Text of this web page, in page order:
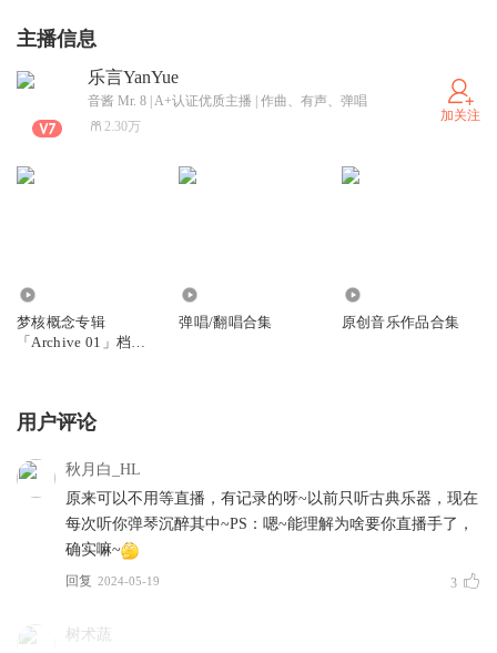
主播信息
乐言YanYue
音酱 Mr. 8 | A+认证优质主播 | 作曲、有声、弹唱
2.30万
加关注
梦核概念专辑
「Archive 01」档案1
弹唱/翻唱合集 原创音乐作品合集
用户评论
秋月白_HL
原来可以不用等直播，有记录的呀~以前只听古典乐器，现在
每次听你弹琴沉醉其中~PS：嗯~能理解为啥要你直播手了，
确实嘛~
回复 2024-05-19 3
树术蔬